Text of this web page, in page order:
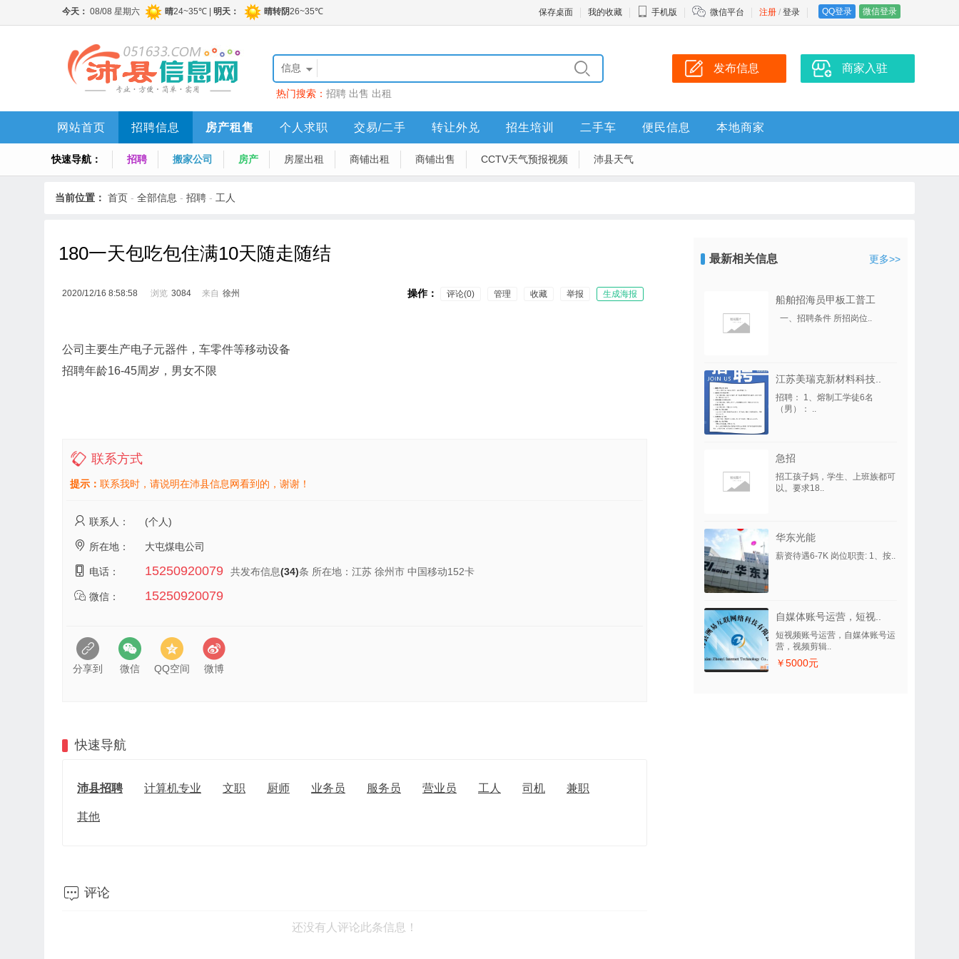
保存桌面 我的收藏 手机版 微信平台 注册 / 登录 QQ登录 微信登录
信息
热门搜索： 招聘 出售 出租
发布信息 商家入驻
网站首页 招聘信息 房产租售 个人求职 交易/二手 转让外兑 招生培训 二手车 便民信息 本地商家
快速导航： 招聘 搬家公司 房产 房屋出租 商铺出租 商铺出售 CCTV天气预报视频 沛县天气
当前位置： 首页 - 全部信息 - 招聘 - 工人
180一天包吃包住满10天随走随结
2020/12/16 8:58:58 浏览 3084 来自 徐州 操作： 评论(0) 管理 收藏 举报 生成海报
公司主要生产电子元器件，车零件等移动设备
招聘年龄16-45周岁，男女不限
联系方式
提示： 联系我时，请说明在沛县信息网看到的，谢谢！
联系人： (个人)
所在地： 大屯煤电公司
电话： 15250920079 共发布信息(34)条 所在地：江苏 徐州市 中国移动152卡
微信： 15250920079
分享到 微信 QQ空间 微博
快速导航
沛县招聘 计算机专业 文职 厨师 业务员 服务员 营业员 工人 司机 兼职
其他
 评论
还没有人评论此条信息！
最新相关信息 更多>>
船舶招海员甲板工普工
一、招聘条件 所招岗位..
江苏美瑞克新材料科技..
招聘： 1、熔制工学徒6名
（男）： ..
急招
招工孩子妈，学生、上班族都可
以。要求18..
华东光能
薪资待遇6-7K 岗位职责: 1、按..
自媒体账号运营，短视..
短视频账号运营，自媒体账号运
营，视频剪辑..
￥5000元